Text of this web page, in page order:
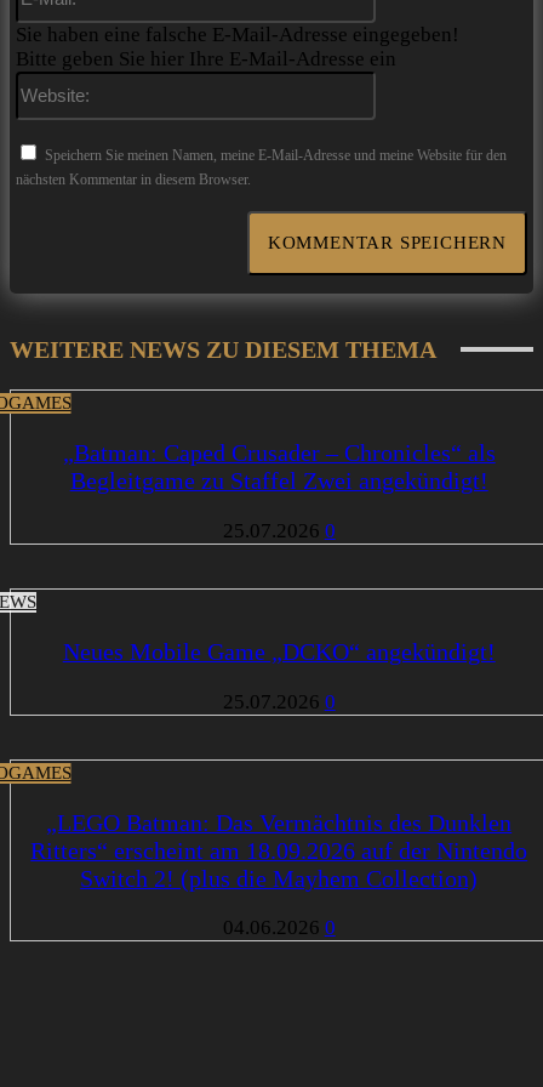
Sie haben eine falsche E-Mail-Adresse eingegeben!
Bitte geben Sie hier Ihre E-Mail-Adresse ein
Speichern Sie meinen Namen, meine E-Mail-Adresse und meine Website für den
nächsten Kommentar in diesem Browser.
WEITERE NEWS ZU DIESEM THEMA
„Batman: Caped Crusader – Chronicles“ als
Begleitgame zu Staffel Zwei angekündigt!
25.07.2026 0
Neues Mobile Game „DCKO“ angekündigt!
25.07.2026 0
„LEGO Batman: Das Vermächtnis des Dunklen
Ritters“ erscheint am 18.09.2026 auf der Nintendo
Switch 2! (plus die Mayhem Collection)
04.06.2026 0